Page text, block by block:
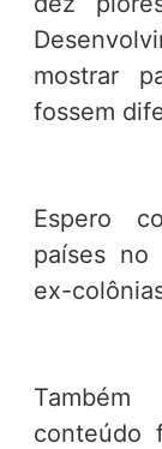
mostrar
fossem
Espero
países no
ex-
conteúdo